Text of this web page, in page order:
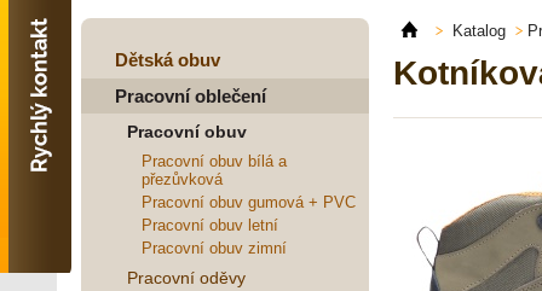
Dětská obuv
Pracovní oblečení
Pracovní obuv
Pracovní obuv bílá a
přezůvková
Pracovní obuv gumová + PVC
Pracovní obuv letní
Pracovní obuv zimní
Pracovní oděvy
Katalog
731 482 530
info@odevy-pilar.cz
Provozovna:
Hradec Králové
Provozovna:
Stavební 1140, 500 03
Hradec Králové